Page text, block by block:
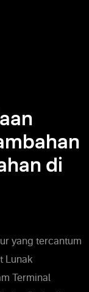
di
yang tercantum
Lunak
Terminal